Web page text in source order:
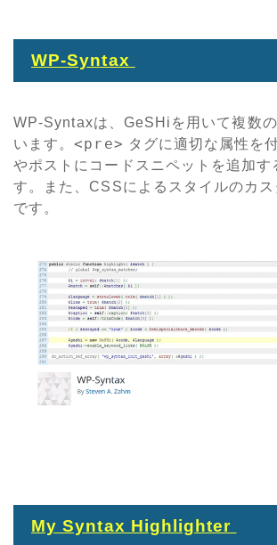
WP-Syntax
WP-Syntaxは、GeSHiを用いて複数
います。<pre> タグに適切な属性を
やポストにコードスニペットを追加す
す。また、CSSによるスタイルのカ
です。
My Syntax Highlighter